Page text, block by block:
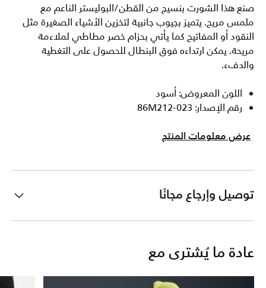
صنع هذا الشورت بنسيج من القطن/البوليستر الناعم مع
ملمس مريح. يتميز بجيوب جانبية لتخزين الأشياء الصغيرة مثل
النقود أو المفاتيح كما يأتي بحزام خصر مطاطي لملاءمة
مريحة. يمكن ارتداءه فوق البنطال للحصول على التغطية
والدفء.
اللون المعروض: أسود
رقم الإصدار: 86M212-023
عرض معلومات المنتج
توصيل وإرجاع مجانًا
عادة ما يُشترى مع